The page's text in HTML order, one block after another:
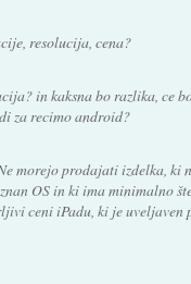
resolucija, cena?
in kaksna bo razlika, ce
za recimo android?
morejo prodajati izdelka, ki
OS in ki ima minimalno
ceni iPadu, ki je uveljaven